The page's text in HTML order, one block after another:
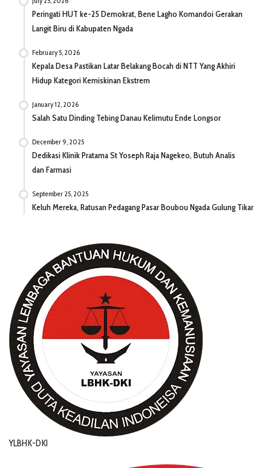
Peringati HUT ke-25 Demokrat, Bene Lagho Komandoi Gerakan
Langit Biru di Kabupaten Ngada
February 5, 2026
Kepala Desa Pastikan Latar Belakang Bocah di NTT Yang Akhiri
Hidup Kategori Kemiskinan Ekstrem
January 12, 2026
Salah Satu Dinding Tebing Danau Kelimutu Ende Longsor
December 9, 2025
Dedikasi Klinik Pratama St Yoseph Raja Nagekeo, Butuh Analis
dan Farmasi
September 25, 2025
Keluh Mereka, Ratusan Pedagang Pasar Boubou Ngada Gulung Tikar
YLBHK-DKI